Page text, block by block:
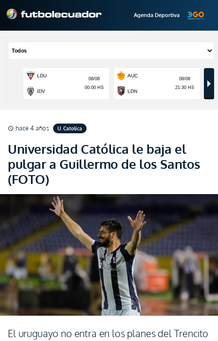
Agenda Deportiva
schedule hace 4 años U. Catolica
Universidad Católica le baja el
pulgar a Guillermo de los Santos
(FOTO)
El uruguayo no entra en los planes del Trencito